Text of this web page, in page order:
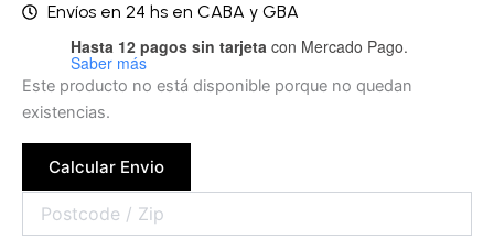
Envíos en 24 hs en CABA y GBA
Hasta 12 pagos sin tarjeta con Mercado Pago.
Saber más
Este producto no está disponible porque no quedan
existencias.
Calcular Envio